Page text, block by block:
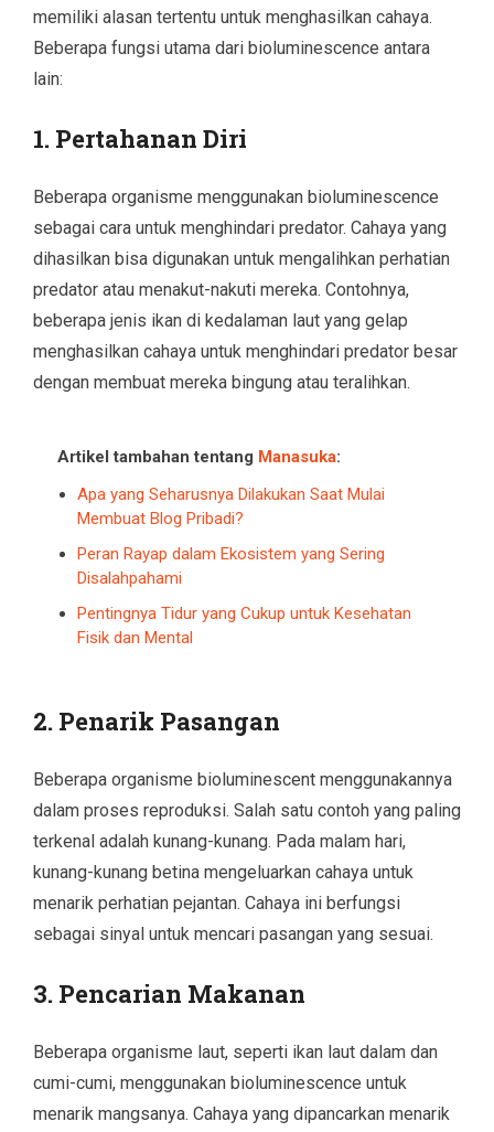
memiliki alasan tertentu untuk menghasilkan cahaya.
Beberapa fungsi utama dari bioluminescence antara
lain:
1. Pertahanan Diri
Beberapa organisme menggunakan bioluminescence
sebagai cara untuk menghindari predator. Cahaya yang
dihasilkan bisa digunakan untuk mengalihkan perhatian
predator atau menakut-nakuti mereka. Contohnya,
beberapa jenis ikan di kedalaman laut yang gelap
menghasilkan cahaya untuk menghindari predator besar
dengan membuat mereka bingung atau teralihkan.
Artikel tambahan tentang Manasuka:
Apa yang Seharusnya Dilakukan Saat Mulai
Membuat Blog Pribadi?
Peran Rayap dalam Ekosistem yang Sering
Disalahpahami
Pentingnya Tidur yang Cukup untuk Kesehatan
Fisik dan Mental
2. Penarik Pasangan
Beberapa organisme bioluminescent menggunakannya
dalam proses reproduksi. Salah satu contoh yang paling
terkenal adalah kunang-kunang. Pada malam hari,
kunang-kunang betina mengeluarkan cahaya untuk
menarik perhatian pejantan. Cahaya ini berfungsi
sebagai sinyal untuk mencari pasangan yang sesuai.
3. Pencarian Makanan
Beberapa organisme laut, seperti ikan laut dalam dan
cumi-cumi, menggunakan bioluminescence untuk
menarik mangsanya. Cahaya yang dipancarkan menarik